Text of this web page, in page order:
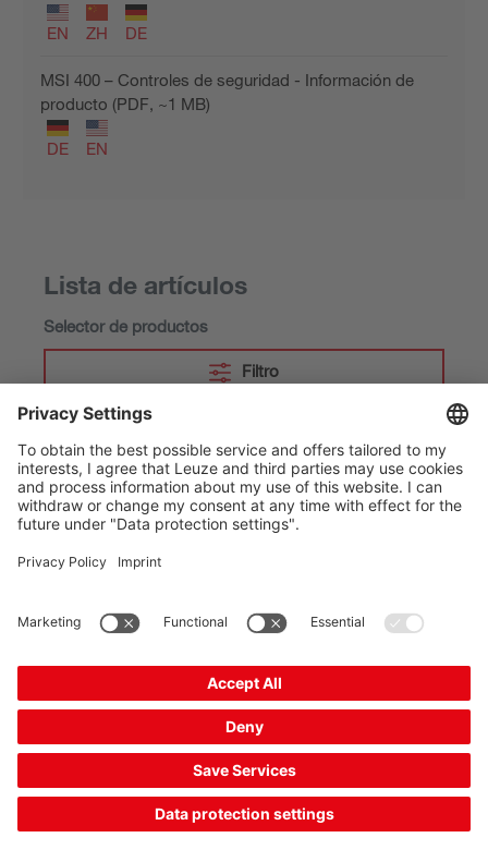
EN ZH DE
MSI 400 – Controles de seguridad - Información de
producto (PDF, ~1 MB)
DE EN
Lista de artículos
Selector de productos
Filtro
Lista de resultados: 13 productos
encontrados